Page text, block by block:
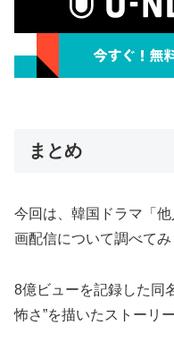
まとめ
今回は、韓国ドラマ「
画配信について調べてみ
8億ビューを記録した同
怖さ”を描いたストーリー